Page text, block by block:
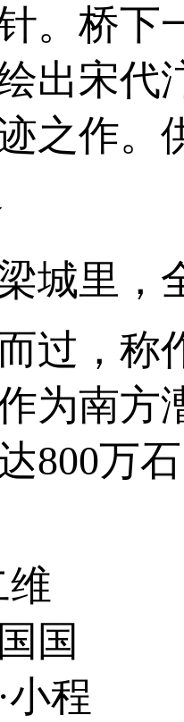
。桥下
出宋代
之作。
城里，
过，称
为南方
800万